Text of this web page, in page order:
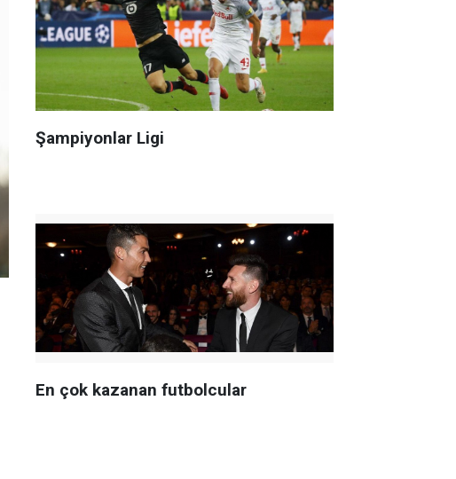
Şampiyonlar Ligi
En çok kazanan futbolcular